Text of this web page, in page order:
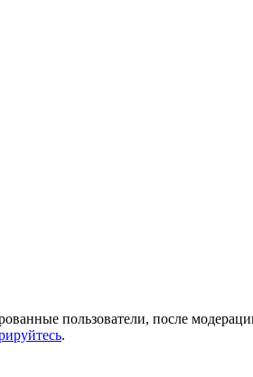
пользователи, после
.